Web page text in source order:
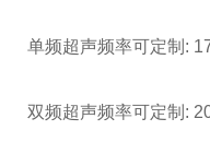
单频超声频率可定制 :
双频超声频率可定制 :